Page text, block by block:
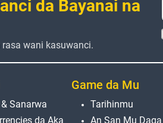
da Bayanai na
wani kasuwanci.
Sanarwa
da Aka
Game da Mu
Tarihinmu
An San Mu Daga